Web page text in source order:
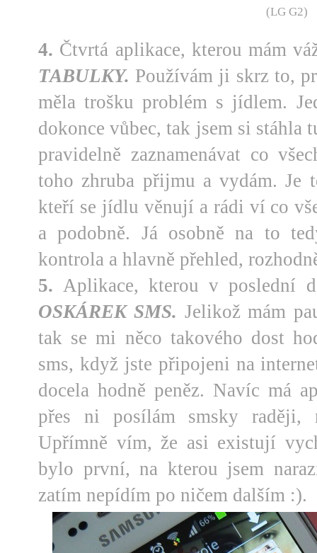
(LG G2)
4. Čtvrtá aplikace, kterou mám
TABULKY. Používám ji skrz to,
měla trošku problém s jídlem.
dokonce vůbec, tak jsem si stáhla
pravidelně zaznamenávat co
toho zhruba přijmu a vydám.
kteří se jídlu věnují a rádi ví co
a podobně. Já osobně na to
kontrola a hlavně přehled,
5. Aplikace, kterou v poslední
OSKÁREK SMS. Jelikož mám
tak se mi něco takového dost
sms, když jste připojeni na
docela hodně peněz. Navíc má
přes ni posílám smsky raději,
Upřímně vím, že asi existují
bylo první, na kterou jsem
zatím nepídím po ničem dalším :).